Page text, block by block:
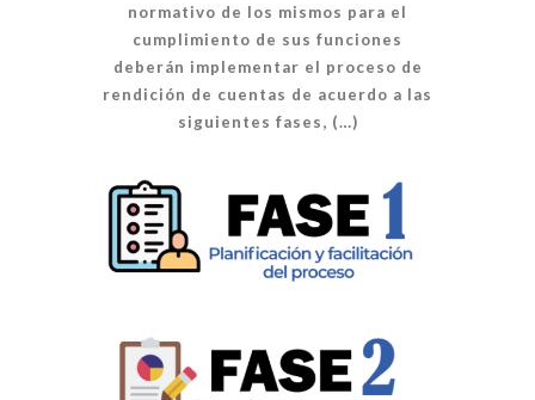
normativo de los mismos para el
cumplimiento de sus funciones
deberán implementar el proceso de
rendición de cuentas de acuerdo a las
siguientes fases, (…)